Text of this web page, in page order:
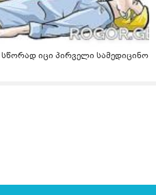
სწორად იცი პირველი სამედიცინო